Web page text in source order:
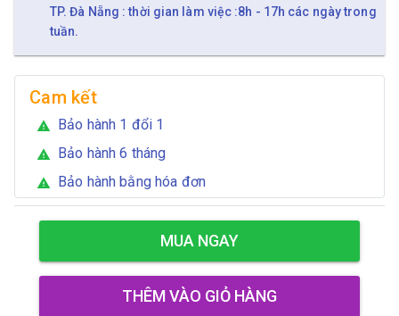
TP. Đà Nẵng : thời gian làm việc :8h - 17h các ngày trong
tuần.
Cam kết
warning Bảo hành 1 đổi 1
warning Bảo hành 6 tháng
warning Bảo hành bằng hóa đơn
MUA NGAY
THÊM VÀO GIỎ HÀNG